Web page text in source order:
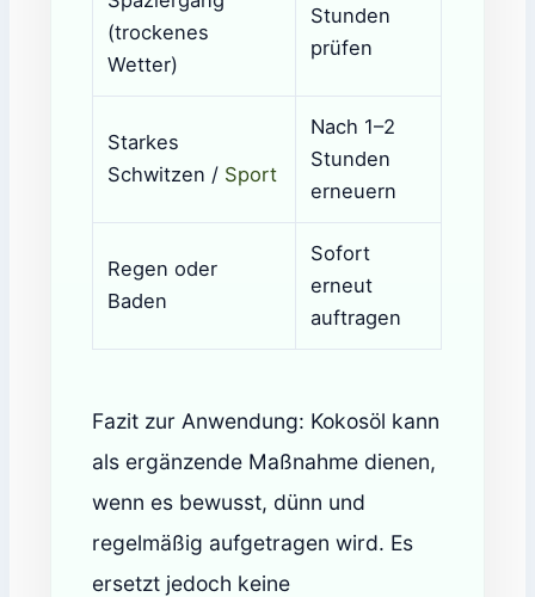
(trockenes
Wetter)
Stunden
prüfen
Starkes
Schwitzen / Sport
Nach 1–2
Stunden
erneuern
Regen oder
Baden
Sofort
erneut
auftragen
Fazit zur Anwendung: Kokosöl kann
als ergänzende Maßnahme dienen,
wenn es bewusst, dünn und
regelmäßig aufgetragen wird. Es
ersetzt jedoch keine